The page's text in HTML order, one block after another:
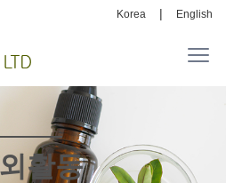
Korea | English
활동